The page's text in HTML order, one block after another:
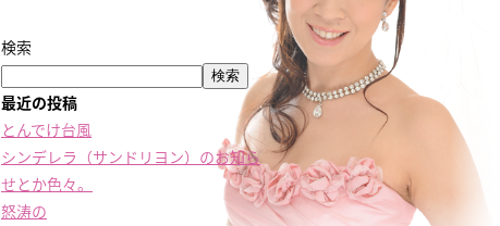
検索
検索
最近の投稿
とんでけ台風
シンデレラ（サンドリヨン）のお知ら
せとか色々。
怒涛の